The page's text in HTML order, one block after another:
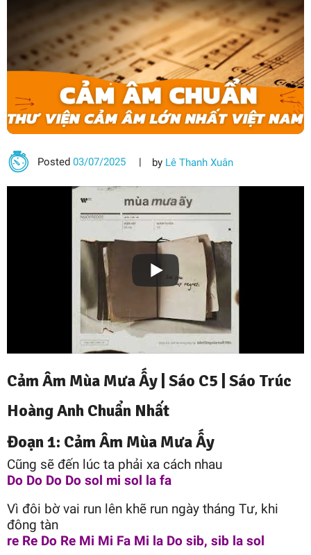
Posted03/07/2025 by Lê Thanh Xuân
Cảm Âm Mùa Mưa Ấy | Sáo C5 Sáo Trúc
Hoàng Anh Chuẩn Nhất
Đoạn 1: Cảm Âm Mùa Mưa Ấy
Cũng sẽ đến lúc ta phải xa cách nhau
Do Do Do Do sol mi sol la fa
Vì đôi bờ vai run lên khẽ run ngày tháng Tư, khi
đông tàn
re Re Do Re Mi Mi Fa Mi la Do sib, sib la sol